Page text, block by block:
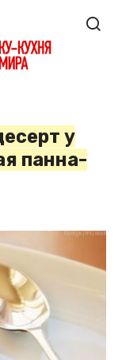
у
панна-